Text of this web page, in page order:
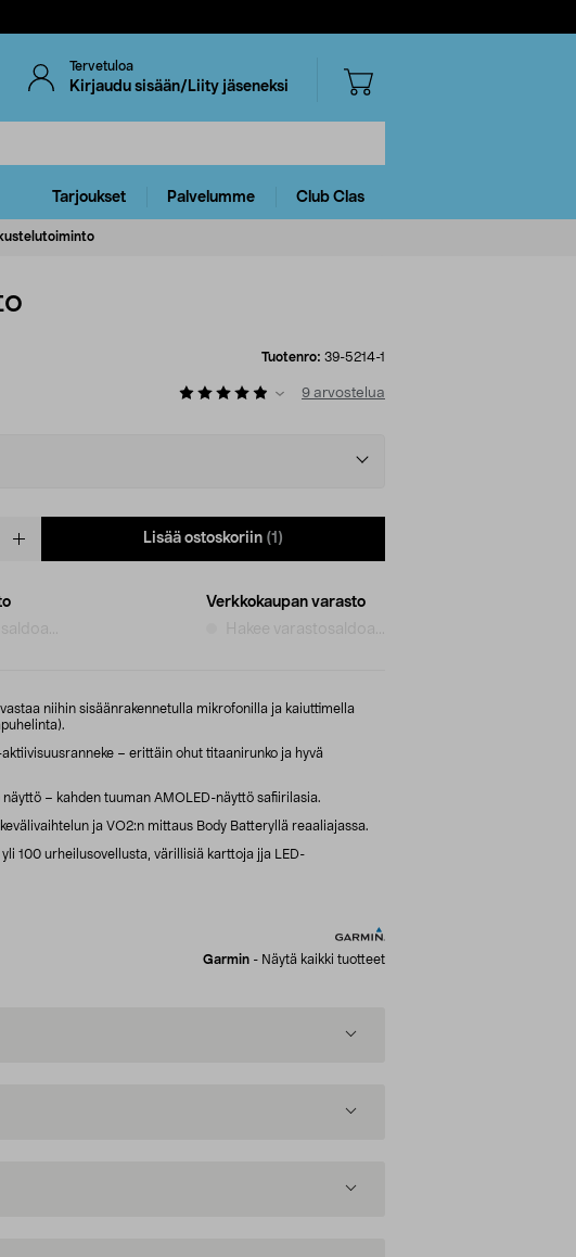
Tervetuloa
Kirjaudu sisään/Liity jäseneksi
Tarjoukset Palvelumme Club Clas
Tuotenro: 39-5214-1
9 arvostelua
Lisää ostoskoriin (1)
Verkkokaupan varasto
Hakee varastosaldoa...
niihin sisäänrakennetulla mikrofonilla ja kaiuttimella
aktiivisuusranneke – erittäin ohut titaanirunko ja hyvä
näyttö – kahden tuuman AMOLED-näyttö safiirilasia.
ja VO2:n mittaus Body Batteryllä reaaliajassa.
yli 100 urheilusovellusta, värillisiä karttoja jja LED-
Garmin - Näytä kaikki tuotteet